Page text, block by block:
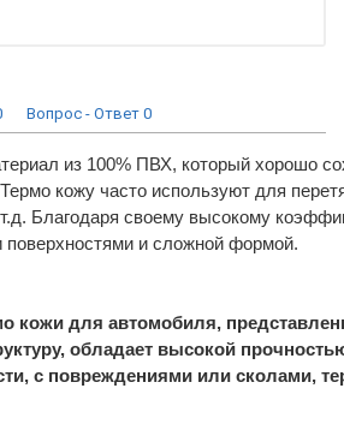
Вопрос - Ответ 0
из 100% ПВХ, который хорошо
кожу часто используют для
Благодаря своему высокому
поверхностями и сложной формой.
кожи для автомобиля,
обладает высокой
с повреждениями или сколами,